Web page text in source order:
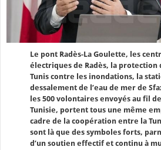
Le pont Radès-La Goulette, les
électriques de Radès, la protection
Tunis contre les inondations, la
dessalement de l’eau de mer de
les 500 volontaires envoyés au fil
Tunisie, portent tous une même
cadre de la coopération entre la
sont là que des symboles forts,
d’un soutien effectif et continu à